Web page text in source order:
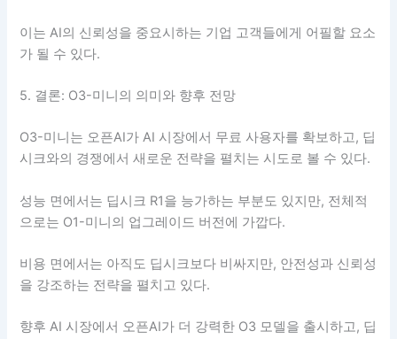
이는 AI의 신뢰성을 중요시하는 기업 고객들에게 어필할 요소
가 될 수 있다.
5. 결론: O3-미니의 의미와 향후 전망
O3-미니는 오픈AI가 AI 시장에서 무료 사용자를 확보하고, 딥
시크와의 경쟁에서 새로운 전략을 펼치는 시도로 볼 수 있다.
성능 면에서는 딥시크 R1을 능가하는 부분도 있지만, 전체적
으로는 O1-미니의 업그레이드 버전에 가깝다.
비용 면에서는 아직도 딥시크보다 비싸지만, 안전성과 신뢰성
을 강조하는 전략을 펼치고 있다.
향후 AI 시장에서 오픈AI가 더 강력한 O3 모델을 출시하고, 딥